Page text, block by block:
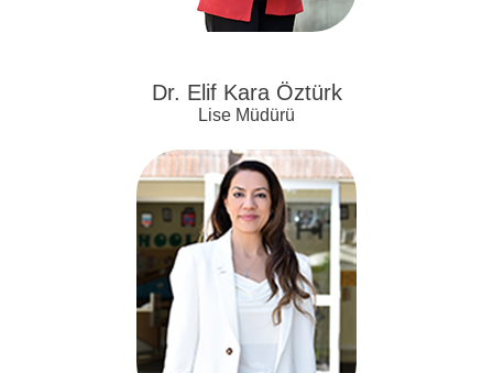
Dr. Elif Kara Öztürk
Lise Müdürü